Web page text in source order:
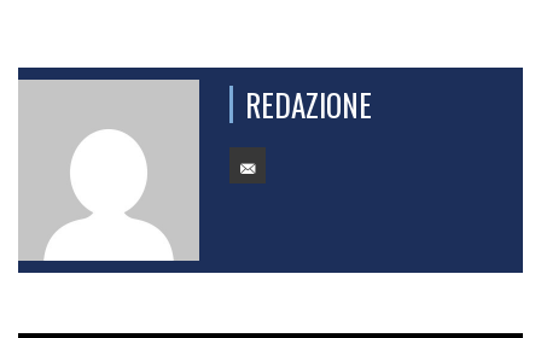
REDAZIONE